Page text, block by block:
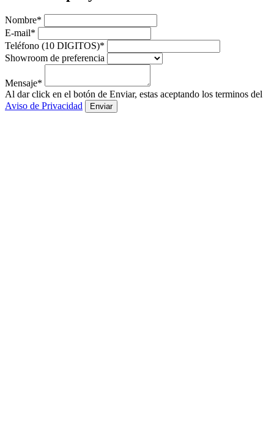
Nombre*
E-mail*
Teléfono (10 DIGITOS)*
Showroom de preferencia
Mensaje*
Al dar click en el botón de Enviar, estas aceptando los terminos del
Aviso de Privacidad